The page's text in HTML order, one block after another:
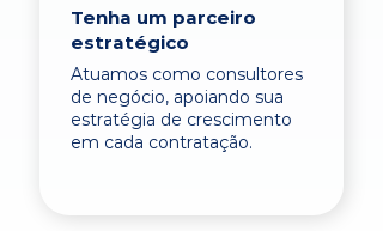
Tenha um parceiro
estratégico
Atuamos como consultores
de negócio, apoiando sua
estratégia de crescimento
em cada contratação.